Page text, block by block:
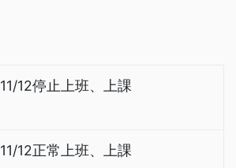
11/12停止上班、上課
11/12正常上班、上課